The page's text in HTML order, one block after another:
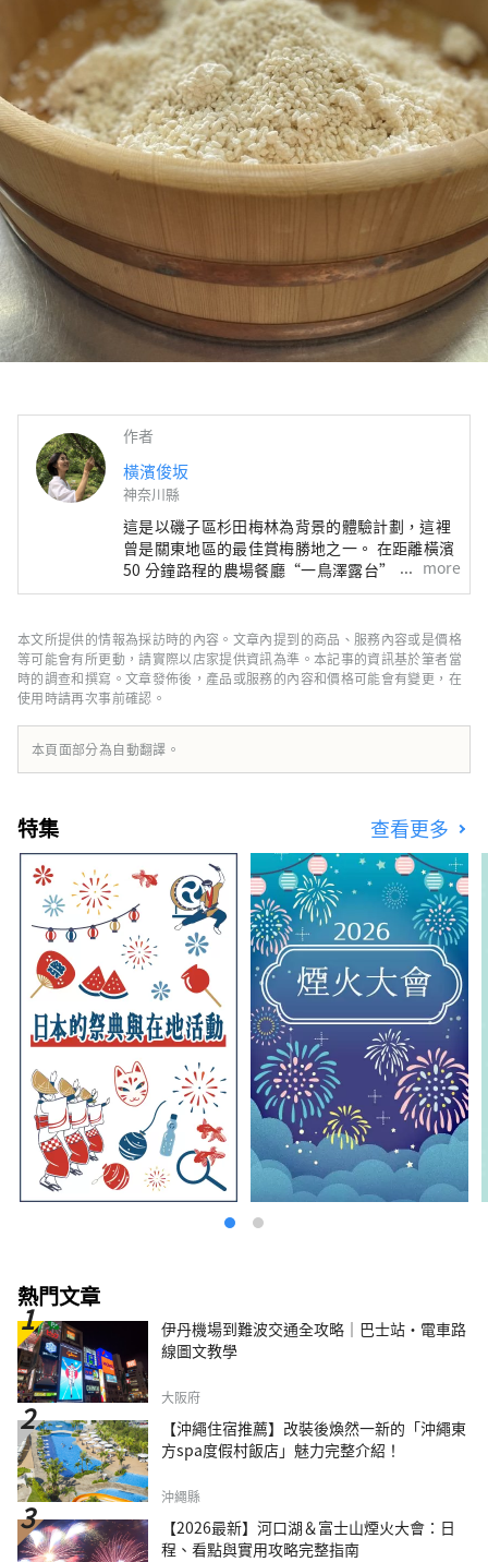
作者
橫濱俊坂
神奈川縣
這是以磯子區杉田梅林為背景的體驗計劃，這裡
曾是關東地區的最佳賞梅勝地之一。 在距離橫濱
50 分鐘路程的農場餐廳“一鳥澤露台”，您可以
體驗製作味噌的日本飲食文化、名廚烹製的素食
和天婦羅”。 在橫濱傳統文化體驗中，您將在留
有杉田梅的妙法寺打坐念經，並在場地上享受茶
道和露天茶道，然後欣賞橫濱藝伎的歌舞，並享
用使用日本木料製成的懷石料理。杉田李子。 這
次，我們專門為以下居住在日本的外國人尋找每
門課程3對，以便在橫濱舉辦體驗監視器，因此請
的烹飪體驗 【1月11日（星期四）】素食x杉田梅
【3對】 [1月13日星期六]藥膳中餐x杉田梅[3對]
[1月14日（星期四）]味噌製作體驗[3對] [2月6日
（星期二）]橫濱一澤的冬季蔬菜收穫體驗和天婦
羅和飯糰午餐[3對] 2. 橫濱傳統文化體驗 [1月27
日星期六]橫濱磯體驗日本傳統文化[3對] ◆招募
人數 每門課程3對（英文導遊陪同） ◆申請條件
① 16歲以上居住或造訪日本的外國人（外國人3
人以上時，陪同的日本人也可免費） ② 能在官方
Instagram上宣傳並在自己的SNS上發布體驗影
片的人 ③ 能夠配合簡單的網路調查的人 ◆申請
截止日期 直到每個試用計畫前 3 天 *如果申請者
較多，將抽籤。 請儘早申請。 ◆申請方法 請在
下面申請。
https://forms.gle/Xtq7uvwZYkDRhHYz9 ◆聯
絡方式 虛幻的杉田梅林：充滿活力的復原「梅街
杉田」執行委員會秘書處 電子郵件：
sugita.umematsuri@gmail.com ◆相關網址 官
方Instagram：
more
本文所提供的情報為採訪時的內容。文章內提到的商品、服務內容或是價格
等可能會有所更動，請實際以店家提供資訊為準。本記事的資訊基於筆者當
時的調查和撰寫。文章發佈後，產品或服務的內容和價格可能會有變更，在
使用時請再次事前確認。
本頁面部分為自動翻譯。
特集 查看更多
熱門文章
伊丹機場到難波交通全攻略｜巴士站・電車路
線圖文教學
大阪府
【沖繩住宿推薦】改裝後煥然一新的「沖繩東
方spa度假村飯店」魅力完整介紹！
沖繩縣
【2026最新】河口湖＆富士山煙火大會：日
程、看點與實用攻略完整指南